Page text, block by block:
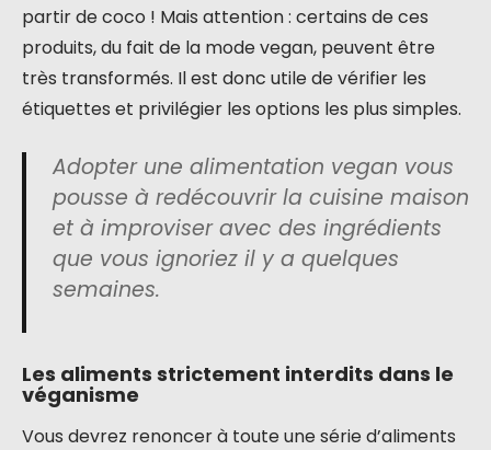
partir de coco ! Mais attention : certains de ces
produits, du fait de la mode vegan, peuvent être
très transformés. Il est donc utile de vérifier les
étiquettes et privilégier les options les plus simples.
Adopter une alimentation vegan vous
pousse à redécouvrir la cuisine maison
et à improviser avec des ingrédients
que vous ignoriez il y a quelques
semaines.
Les aliments strictement interdits dans le
véganisme
Vous devrez renoncer à toute une série d’aliments